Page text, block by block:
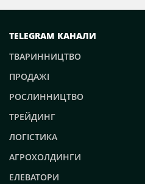
TELEGRAM КАНАЛИ
ТВАРИННИЦТВО
ПРОДАЖІ
РОСЛИННИЦТВО
ТРЕЙДИНГ
ЛОГІСТИКА
АГРОХОЛДИНГИ
ЕЛЕВАТОРИ